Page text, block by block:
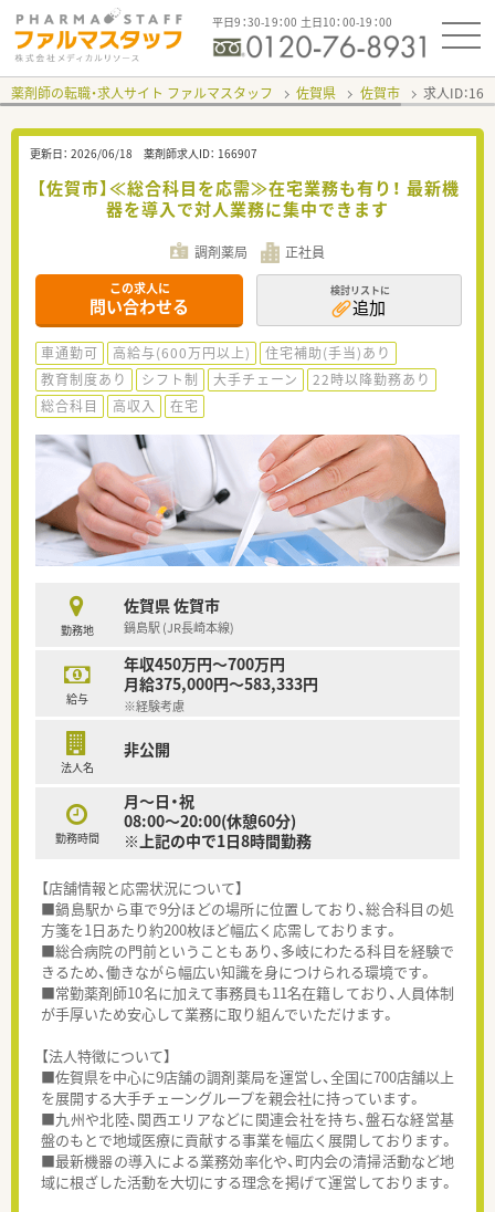
平日9：30-19：00 土日10：00-19：00
薬剤師の転職・求人サイト ファルマスタッフ 佐賀県 佐賀市 求人ID：
更新日： 2026/06/18 薬剤師求人ID： 166907
【佐賀市】≪総合科目を応需≫在宅業務も有り！ 最新機
器を導入で対人業務に集中できます
調剤薬局 正社員
この求人に
問い合わせる
検討リストに
追加
車通勤可 高給与(600万円以上)
住宅補助(手当)あり
教育制度あり
シフト制 大手チェーン
22時以降勤務あり
総合科目
高収入 在宅
勤務地
佐賀県 佐賀市
鍋島駅 (JR長崎本線)
給与
年収450万円～700万円
月給375,000円～583,333円
※経験考慮
法人名
非公開
勤務時間
月～日・祝
08:00～20:00(休憩60分)
※上記の中で1日8時間勤務
【店舗情報と応需状況について】
■鍋島駅から車で9分ほどの場所に位置しており、総合科目の処
方箋を1日あたり約200枚ほど幅広く応需しております。
■総合病院の門前ということもあり、多岐にわたる科目を経験で
きるため、働きながら幅広い知識を身につけられる環境です。
■常勤薬剤師10名に加えて事務員も11名在籍しており、人員体制
が手厚いため安心して業務に取り組んでいただけます。
【法人特徴について】
■佐賀県を中心に9店舗の調剤薬局を運営し、全国に700店舗以上
を展開する大手チェーングループを親会社に持っています。
■九州や北陸、関西エリアなどに関連会社を持ち、盤石な経営基
盤のもとで地域医療に貢献する事業を幅広く展開しております。
■最新機器の導入による業務効率化や、町内会の清掃活動など地
域に根ざした活動を大切にする理念を掲げて運営しております。